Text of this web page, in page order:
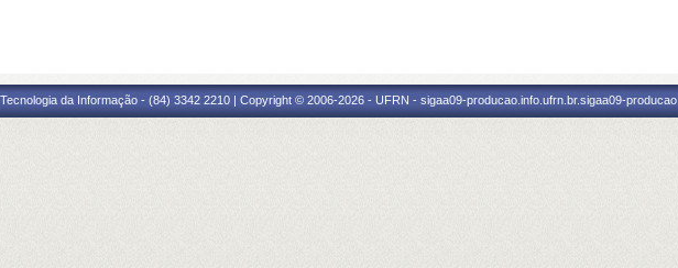
da Informação - (84) 3342 2210 | Copyright © 2006-2026 - UFRN - sigaa09-producao.info.ufrn.br.sigaa09-producao